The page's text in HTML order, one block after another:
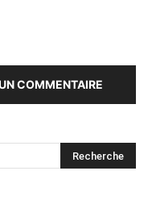
COMMENTAIRE